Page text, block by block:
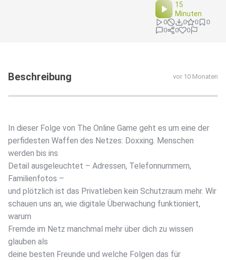
15
Minuten
0 0 0
0
0
0 0
Beschreibung vor 10 Monaten
In dieser Folge von The Online Game geht es um eine der
perfidesten Waffen des Netzes: Doxxing. Menschen
werden bis ins
Detail ausgeleuchtet – Adressen, Telefonnummern,
Familienfotos –
und plötzlich ist das Privatleben kein Schutzraum mehr. Wir
schauen uns an, wie digitale Überwachung funktioniert,
warum
Fremde im Netz manchmal mehr über dich zu wissen
glauben als
deine besten Freunde und welche Folgen das für